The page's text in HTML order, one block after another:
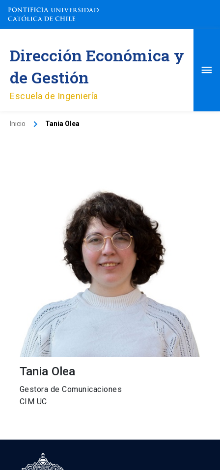
contenido
Dirección Económica y
de Gestión
Escuela de Ingeniería
Inicio Tania Olea
Tania Olea
Gestora de Comunicaciones
CIM UC